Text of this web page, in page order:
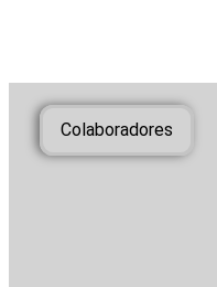
Colaboradores